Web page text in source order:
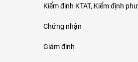
Kiểm định KTAT, Kiểm định
Chứng nhận
Giám định